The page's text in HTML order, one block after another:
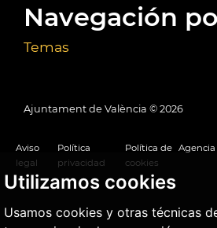
Utilizamos cookies
Usamos cookies y otras técnicas
Navegación
Temas
Ajuntament de València © 2026
Aviso
legal
Política
privacidad
Política de
cookies